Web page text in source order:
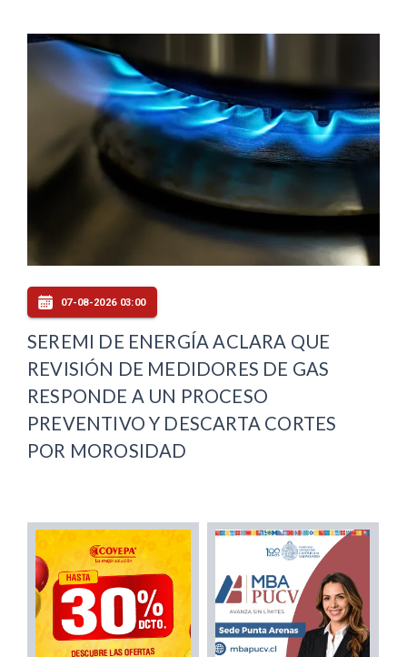
07-08-2026 03:00
SEREMI DE ENERGÍA ACLARA QUE
REVISIÓN DE MEDIDORES DE GAS
RESPONDE A UN PROCESO
PREVENTIVO Y DESCARTA CORTES
POR MOROSIDAD